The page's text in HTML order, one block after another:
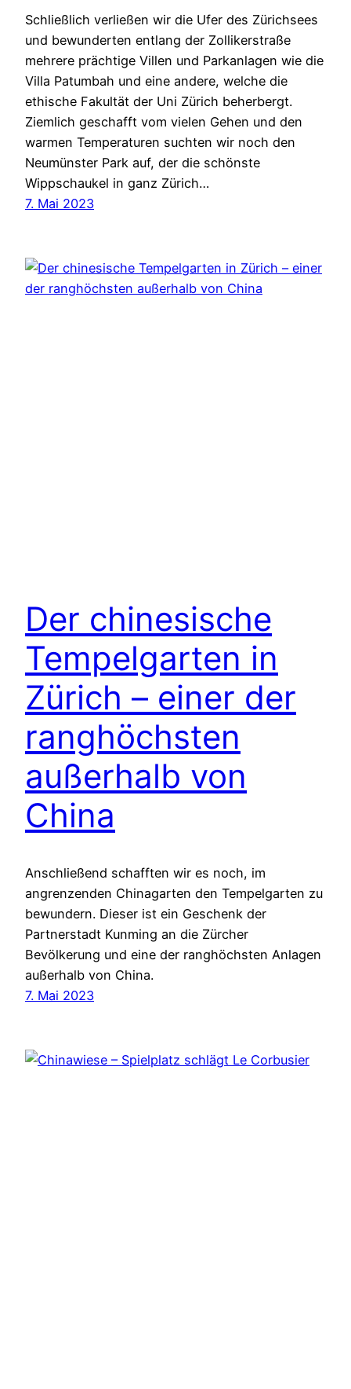
Schließlich verließen wir die Ufer des Zürichsees
und bewunderten entlang der Zollikerstraße
mehrere prächtige Villen und Parkanlagen wie die
Villa Patumbah und eine andere, welche die
ethische Fakultät der Uni Zürich beherbergt.
Ziemlich geschafft vom vielen Gehen und den
warmen Temperaturen suchten wir noch den
Neumünster Park auf, der die schönste
Wippschaukel in ganz Zürich…
7. Mai 2023
Der chinesische
Tempelgarten in
Zürich – einer der
ranghöchsten
außerhalb von
China
Anschließend schafften wir es noch, im
angrenzenden Chinagarten den Tempelgarten zu
bewundern. Dieser ist ein Geschenk der
Partnerstadt Kunming an die Zürcher
Bevölkerung und eine der ranghöchsten Anlagen
außerhalb von China.
7. Mai 2023